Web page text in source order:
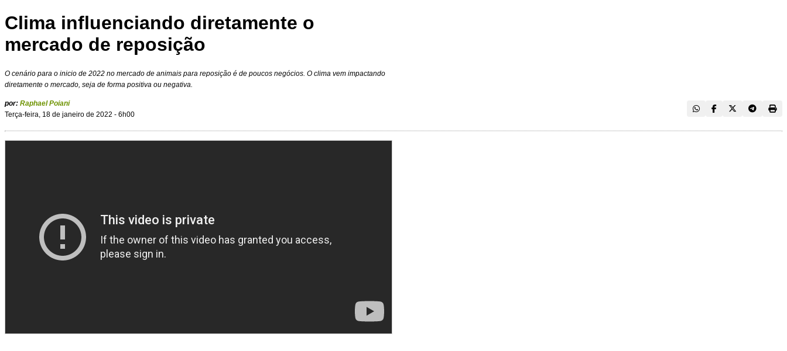
Clima influenciando diretamente o
mercado de reposição
O cenário para o inicio de 2022 no mercado de animais para reposição é de poucos negócios. O clima vem impactando
diretamente o mercado, seja de forma positiva ou negativa.
por: Raphael Poiani
Terça-feira, 18 de janeiro de 2022 - 6h00